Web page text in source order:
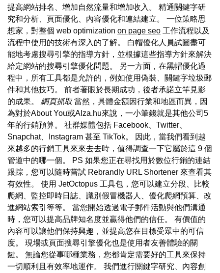
提高網站排名、增加自然流量和增加收入。 精通關鍵字研
究和分析、頁面優化、內容優化和連結建立。 一位策略思
想家，對整個 web optimization on page seo 工作流程以及
流程中使用的技術有深入的了解。 白帽優化人員試圖盡可
能地考慮搜尋引擎的指導方針，並根據這些指導方針來解決
給定網站的搜尋引擎優化問題。 另一方面，在黑帽優化過
程中，所有工具都是允許的，例如使用偽裝、關鍵字垃圾郵
件和其他技巧。 前者著眼於長期成功，後者承諾立竿見影
的成果。 網頁抓取當然，具體金額因行業和地區而異，因
為對於About You或Alza.hu來說，一小筆錢就是其他公司5
年的行銷預算。 社群媒體包括 Facebook、Twitter、
Snapchat、Instagram 甚至 TikTok。 因此，當我們看到越
來越多的行銷工具來來去去時，值得調查一下它屬於這 9 個
管道中的哪一個。 PS 如果您正在尋找用於數位行銷的連結
跟踪，您可以隨時嘗試 Rebrandly URL Shortener 來查看其
有效性。 使用 JetOctopus 工具包，您可以建立分段、比較
爬網、監控即時日誌、識別假冒機器人、優化爬網預算、改
進網站索引等等。 當您開始透過電子郵件活動與他們溝通
時，您可以提高品牌知名度並贏得他們的信任。 有價值的
內容可以讓他們保持興趣，並提高您在目標受眾中的可信
度。 現場或頁面搜尋引擎優化也是使用者友善體驗的關
鍵。 無論您從事哪種業務，您都肯定需要好的工具來保持
一切順利且有效率地運作。 我們進行關鍵字研究、內容創